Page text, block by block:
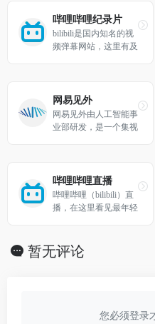
哔哩哔哩纪录片
bilibili是国内知名的视
频弹幕网站，这里有及
找到许多欢乐。
网易见外
网易见外由人工智能事
业部研发，是一个集视
写听翻平台，致力于用
语音识别转写文字、机
器翻译等技术为从事和
工具，提升工作效率，
降低转写成本，进而改
哔哩哔哩直播
哔哩哔哩（bilibili）直
播，在这里看见最年轻
见、绘画、美食等等应
有尽有，快来捕捉你最
暂无评论
您必须登录